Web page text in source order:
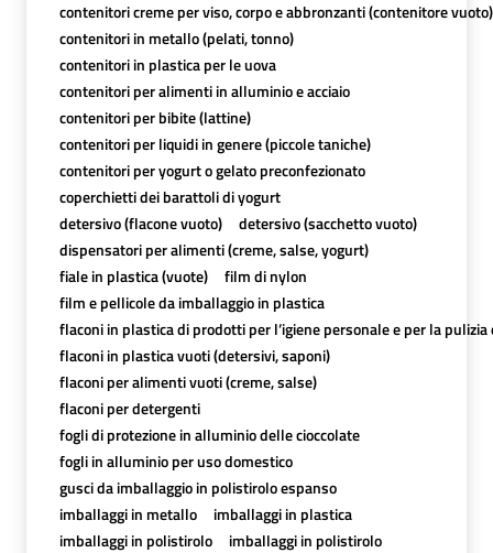
contenitori creme per viso, corpo e abbronzanti (contenitore vuoto)
contenitori in metallo (pelati, tonno)
contenitori in plastica per le uova
contenitori per alimenti in alluminio e acciaio
contenitori per bibite (lattine)
contenitori per liquidi in genere (piccole taniche)
contenitori per yogurt o gelato preconfezionato
coperchietti dei barattoli di yogurt
detersivo (flacone vuoto)
detersivo (sacchetto vuoto)
dispensatori per alimenti (creme, salse, yogurt)
fiale in plastica (vuote)
film di nylon
film e pellicole da imballaggio in plastica
flaconi in plastica di prodotti per l’igiene personale e per la pulizia
flaconi in plastica vuoti (detersivi, saponi)
flaconi per alimenti vuoti (creme, salse)
flaconi per detergenti
fogli di protezione in alluminio delle cioccolate
fogli in alluminio per uso domestico
gusci da imballaggio in polistirolo espanso
imballaggi in metallo
imballaggi in plastica
imballaggi in polistirolo
imballaggi in polistirolo